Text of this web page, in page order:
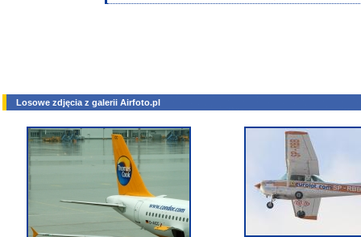
Losowe zdjęcia z galerii Airfoto.pl